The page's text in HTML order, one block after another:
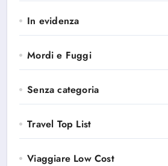
In evidenza
Mordi e Fuggi
Senza categoria
Travel Top List
Viaggiare Low Cost